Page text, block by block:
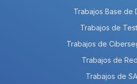
Trabajos Base de
Trabajos de
Trabajos de
Trabajos de
Trabajos de